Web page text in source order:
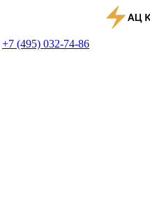
+7 (495) 032-74-86